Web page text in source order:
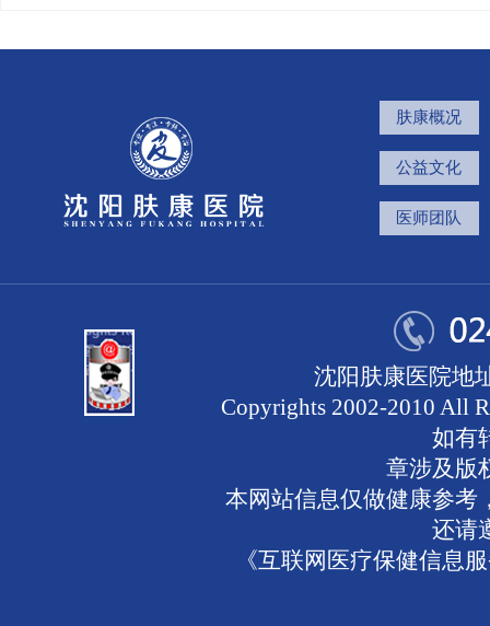
肤康概况
公益文化
医师团队
沈阳肤康医院地
Copyrights 2002-2010 All
如有
章涉及版
本网站信息仅做健康参考
还请
《互联网医疗保健信息